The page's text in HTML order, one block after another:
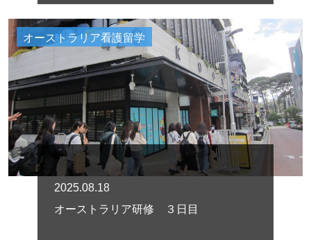
オーストラリア看護留学
2025.08.18
オーストラリア研修 ３日目